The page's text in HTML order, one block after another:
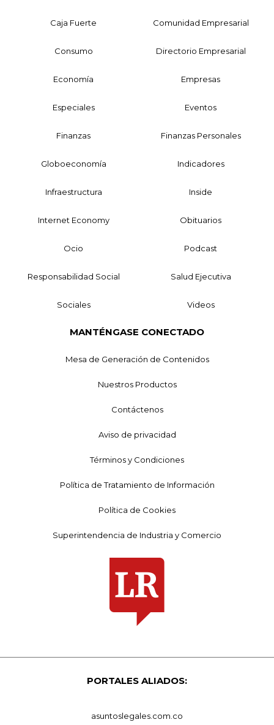
Caja Fuerte Comunidad Empresarial
Consumo Directorio Empresarial
Economía Empresas
Especiales Eventos
Finanzas Finanzas Personales
Globoeconomía Indicadores
Infraestructura Inside
Internet Economy Obituarios
Ocio Podcast
Responsabilidad Social Salud Ejecutiva
Sociales Videos
MANTÉNGASE CONECTADO
Mesa de Generación de Contenidos
Nuestros Productos
Contáctenos
Aviso de privacidad
Términos y Condiciones
Política de Tratamiento de Información
Política de Cookies
Superintendencia de Industria y Comercio
PORTALES ALIADOS:
asuntoslegales.com.co